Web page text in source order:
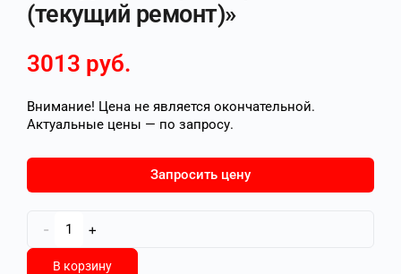
(текущий ремонт)»
3013 руб.
Внимание! Цена не является окончательной.
Актуальные цены — по запросу.
Запросить цену
- +
В корзину